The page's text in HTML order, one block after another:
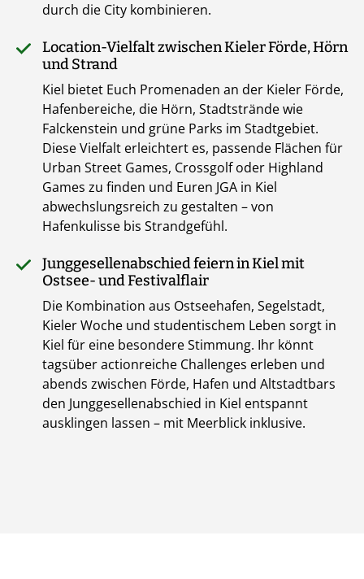
durch die City kombinieren.
Location-Vielfalt zwischen Kieler Förde, Hörn
und Strand
Kiel bietet Euch Promenaden an der Kieler Förde,
Hafenbereiche, die Hörn, Stadtstrände wie
Falckenstein und grüne Parks im Stadtgebiet.
Diese Vielfalt erleichtert es, passende Flächen für
Urban Street Games, Crossgolf oder Highland
Games zu finden und Euren JGA in Kiel
abwechslungsreich zu gestalten – von
Hafenkulisse bis Strandgefühl.
Junggesellenabschied feiern in Kiel mit
Ostsee- und Festivalflair
Die Kombination aus Ostseehafen, Segelstadt,
Kieler Woche und studentischem Leben sorgt in
Kiel für eine besondere Stimmung. Ihr könnt
tagsüber actionreiche Challenges erleben und
abends zwischen Förde, Hafen und Altstadtbars
den Junggesellenabschied in Kiel entspannt
ausklingen lassen – mit Meerblick inklusive.